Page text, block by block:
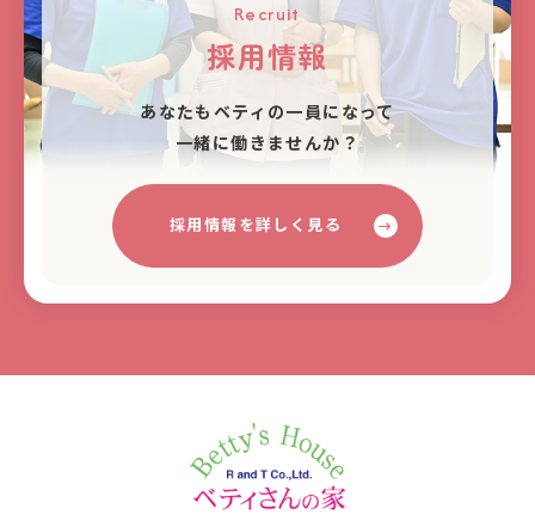
Recruit
採用情報
あなたもベティの⼀員になって
⼀緒に働きませんか？
採用情報を詳しく見る